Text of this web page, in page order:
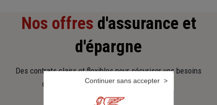
Nos offres d'assurance et
d'épargne
Des contrats clairs et flexibles pour sécuriser vos besoins
d’aujourd’hui et anticiper ceux de demain.
Continuer sans accepter